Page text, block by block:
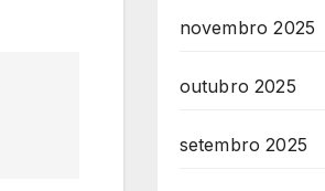
novembro 2025
outubro 2025
setembro 2025